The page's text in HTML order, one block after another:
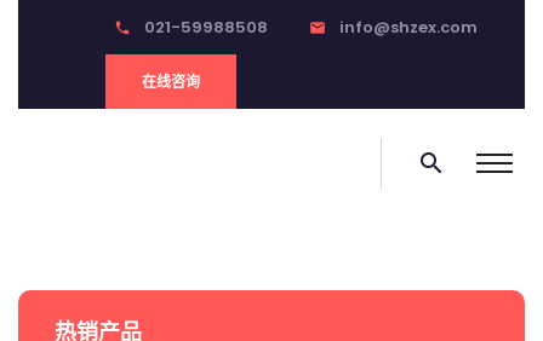
phone 021-59988508 email info@shzex.com
在线咨询
search
热销产品